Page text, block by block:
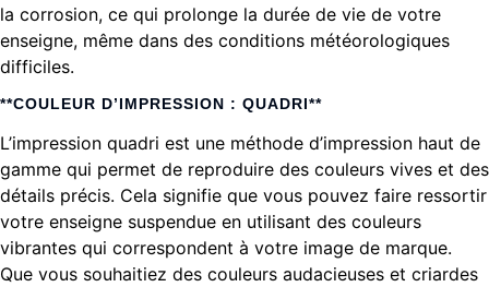
la corrosion, ce qui prolonge la durée de vie de votre
enseigne, même dans des conditions météorologiques
difficiles.
**COULEUR D’IMPRESSION : QUADRI**
L’impression quadri est une méthode d’impression haut de
gamme qui permet de reproduire des couleurs vives et des
détails précis. Cela signifie que vous pouvez faire ressortir
votre enseigne suspendue en utilisant des couleurs
vibrantes qui correspondent à votre image de marque.
Que vous souhaitiez des couleurs audacieuses et criardes